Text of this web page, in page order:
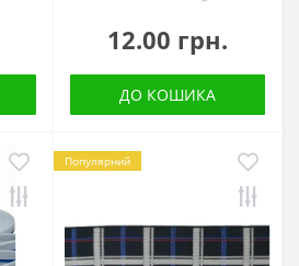
12.00 грн.
ДО КОШИКА
Популярний